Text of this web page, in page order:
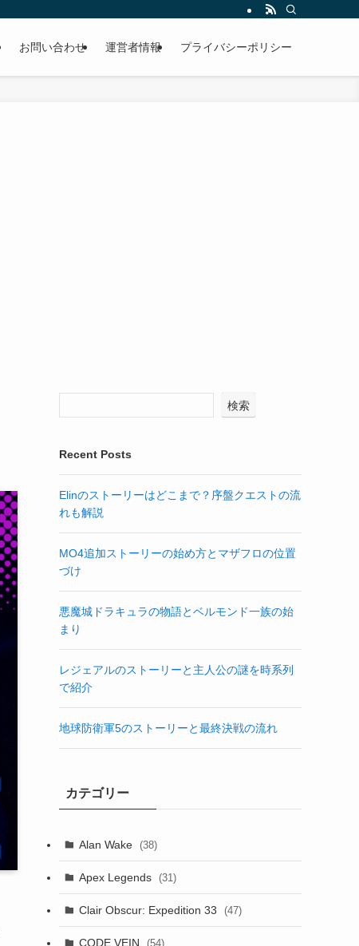
お問い合わせ 運営者情報 プライバシーポリシー
検索
Recent Posts
Elinのストーリーはどこまで？序盤クエストの流
れも解説
MO4追加ストーリーの始め方とマザフロの位置
づけ
悪魔城ドラキュラの物語とベルモンド一族の始
まり
レジェアルのストーリーと主人公の謎を時系列
で紹介
地球防衛軍5のストーリーと最終決戦の流れ
カテゴリー
Alan Wake (38)
Apex Legends (31)
Clair Obscur: Expedition 33 (47)
CODE VEIN (54)